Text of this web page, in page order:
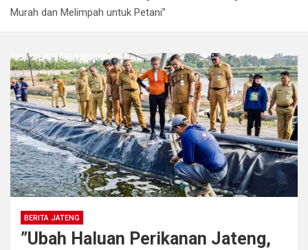
Murah dan Melimpah untuk Petani”
BERITA JATENG
​”Ubah Haluan Perikanan Jateng,